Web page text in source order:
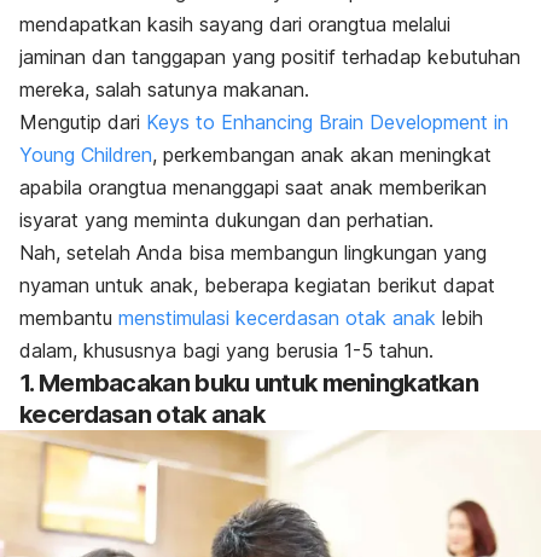
mendapatkan kasih sayang dari orangtua melalui
jaminan dan tanggapan yang positif terhadap kebutuhan
mereka, salah satunya makanan.
Mengutip dari Keys to Enhancing Brain Development in
Young Children, perkembangan anak akan meningkat
apabila orangtua menanggapi saat anak memberikan
isyarat yang meminta dukungan dan perhatian.
Nah, setelah Anda bisa membangun lingkungan yang
nyaman untuk anak, beberapa kegiatan berikut dapat
membantu menstimulasi kecerdasan otak anak lebih
dalam, khususnya bagi yang berusia 1-5 tahun.
1. Membacakan buku untuk meningkatkan
kecerdasan otak anak